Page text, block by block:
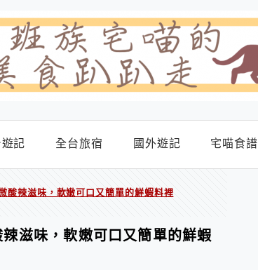
記 全台旅宿 國外遊記 宅喵食譜
酸辣滋味，軟嫩可口又簡單的鮮蝦料裡
滋味，軟嫩可口又簡單的鮮蝦